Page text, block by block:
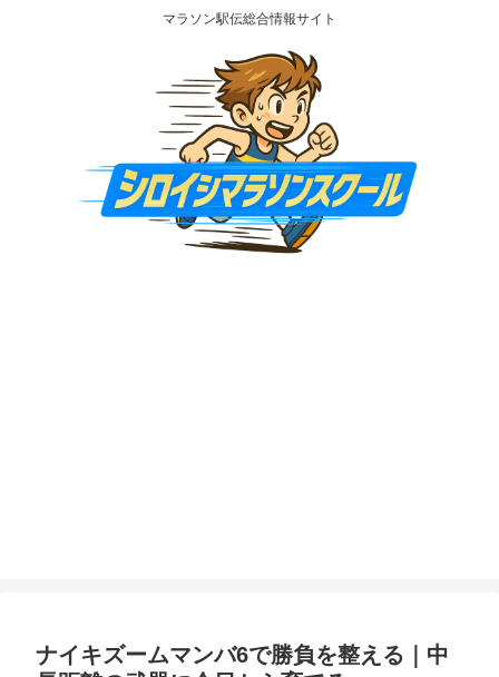
マラソン駅伝総合情報サイト
ナイキズームマンバ6で勝負を整える｜中